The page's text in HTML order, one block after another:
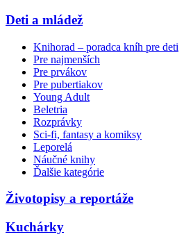
Deti a mládež
Knihorad – poradca kníh pre deti
Pre najmenších
Pre prvákov
Pre pubertiakov
Young Adult
Beletria
Rozprávky
Sci-fi, fantasy a komiksy
Leporelá
Náučné knihy
Ďalšie kategórie
Životopisy a reportáže
Kuchárky